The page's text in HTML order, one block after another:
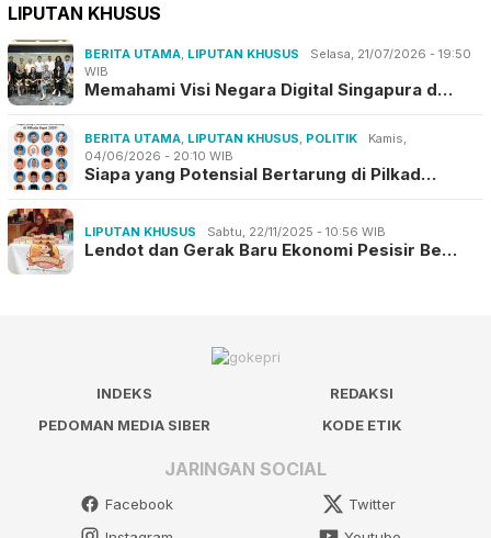
LIPUTAN KHUSUS
BERITA UTAMA, LIPUTAN KHUSUS
Selasa, 21/07/2026 - 19:50
WIB
Memahami Visi Negara Digital Singapura d…
BERITA UTAMA, LIPUTAN KHUSUS, POLITIK
Kamis,
04/06/2026 - 20:10 WIB
Siapa yang Potensial Bertarung di Pilkad…
LIPUTAN KHUSUS Sabtu, 22/11/2025 - 10:56 WIB
Lendot dan Gerak Baru Ekonomi Pesisir Be…
INDEKS
REDAKSI
PEDOMAN MEDIA SIBER
KODE ETIK
JARINGAN SOCIAL
Facebook
Twitter